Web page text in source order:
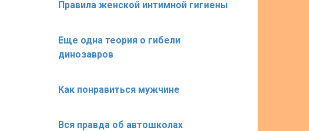
Правила женской интимной гигиены
Еще одна теория о гибели
динозавров
Как понравиться мужчине
Вся правда об автошколах